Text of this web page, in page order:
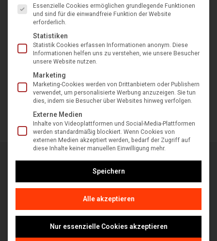
mehr Bewegungsfreiheit beim Mähen
Den Batterie-Ladestand immer im Blick.
CHIPGESTEUERTE MOTORLEISTUNG
Hält die Schneidleistung auch bei dichtem Gras.
HOCHLEISTUNGS-LED-BELEUCHTUNG
Gute Sicht auch bei starker Dämmerung.
Essenzielle Cookies ermöglichen grundlegende Funktionen
und sind für die einwandfreie Funktion der Website
erforderlich.
Statistiken
Statistik Cookies erfassen Informationen anonym. Diese
Informationen helfen uns zu verstehen, wie unsere Besucher
unsere Website nutzen.
Marketing
Marketing-Cookies werden von Drittanbietern oder Publishern
verwendet, um personalisierte Werbung anzuzeigen. Sie tun
dies, indem sie Besucher über Websites hinweg verfolgen.
Externe Medien
Inhalte von Videoplattformen und Social-Media-Plattformen
werden standardmäßig blockiert. Wenn Cookies von
externen Medien akzeptiert werden, bedarf der Zugriff auf
diese Inhalte keiner manuellen Einwilligung mehr.
Speichern
Alle akzeptieren
Nur essenzielle Cookies akzeptieren